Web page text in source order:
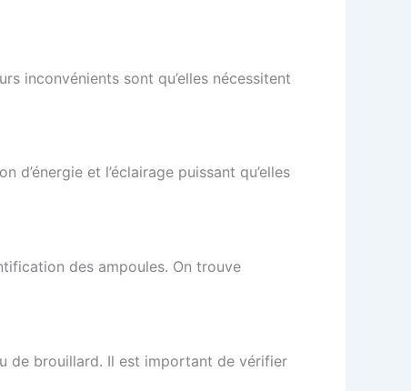
inconvénients sont qu’elles nécessitent
et l’éclairage puissant qu’elles
des ampoules. On trouve
de brouillard. Il est important de vérifier